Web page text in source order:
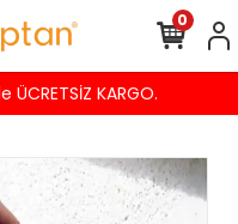
KARGO.
0